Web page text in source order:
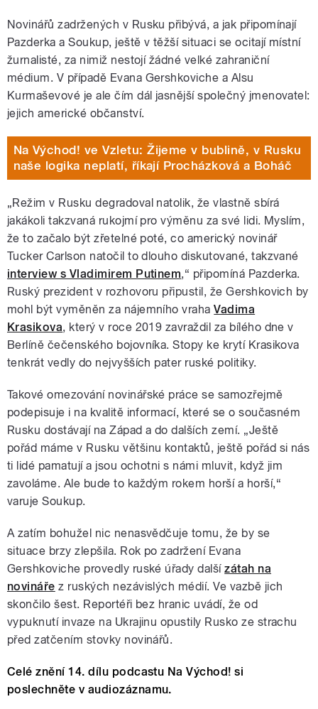
Novinářů zadržených v Rusku přibývá, a jak připomínají
Pazderka a Soukup, ještě v těžší situaci se ocitají místní
žurnalisté, za nimiž nestojí žádné velké zahraniční
médium. V případě Evana Gershkoviche a Alsu
Kurmaševové je ale čím dál jasnější společný jmenovatel:
jejich americké občanství.
Na Východ! ve Vzletu: Žijeme v bublině, v Rusku
naše logika neplatí, říkají Procházková a Boháč
„Režim v Rusku degradoval natolik, že vlastně sbírá
jakákoli takzvaná rukojmí pro výměnu za své lidi. Myslím,
že to začalo být zřetelné poté, co americký novinář
Tucker Carlson natočil to dlouho diskutované, takzvané
interview s Vladimirem Putinem,“ připomíná Pazderka.
Ruský prezident v rozhovoru připustil, že Gershkovich by
mohl být vyměněn za nájemního vrahaVadima
Krasikova, který v roce 2019 zavraždil za bílého dne v
Berlíně čečenského bojovníka. Stopy ke krytí Krasikova
tenkrát vedly do nejvyšších pater ruské politiky.
Takové omezování novinářské práce se samozřejmě
podepisuje i na kvalitě informací, které se o současném
Rusku dostávají na Západ a do dalších zemí. „Ještě
pořád máme v Rusku většinu kontaktů, ještě pořád si nás
ti lidé pamatují a jsou ochotni s námi mluvit, když jim
zavoláme. Ale bude to každým rokem horší a horší,“
varuje Soukup.
A zatím bohužel nic nenasvědčuje tomu, že by se
situace brzy zlepšila. Rok po zadržení Evana
Gershkoviche provedly ruské úřady dalšízátah na
novináře z ruských nezávislých médií. Ve vazbě jich
skončilo šest. Reportéři bez hranic uvádí, že od
vypuknutí invaze na Ukrajinu opustily Rusko ze strachu
před zatčením stovky novinářů.
Celé znění 14. dílu podcastu Na Východ! si
poslechněte v audiozáznamu.